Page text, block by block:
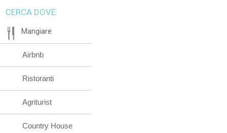
CERCA DOVE:
Mangiare
Airbnb
Ristoranti
Agriturist
Country House